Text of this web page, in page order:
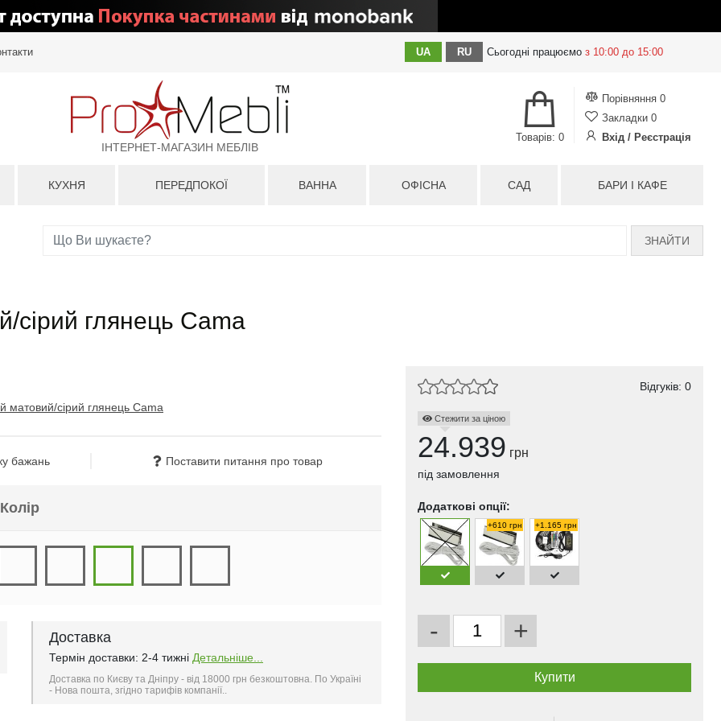
UA RU Сьогодні працюємо з 10:00 до 15:00
ІНТЕРНЕТ-МАГАЗИН МЕБЛІВ
Порівняння 0
Закладки 0
Вхід / Реєстрація
Товарів: 0
КУХНЯ ПЕРЕДПОКОЇ ВАННА ОФІСНА САД БАРИ І КАФЕ
ЗНАЙТИ
сірий глянець Cama
бажань Поставити питання про товар
Колір
Доставка
Термін доставки: 2-4 тижні Детальніше...
Доставка по Києву та Дніпру - від 18000 грн безкоштовна. По Україні
- Нова пошта, згідно тарифів компанії..
Відгуків: 0
Стежити за ціною
24.939 грн
під замовлення
Додаткові опції:
+610 грн +1.165 грн
- +